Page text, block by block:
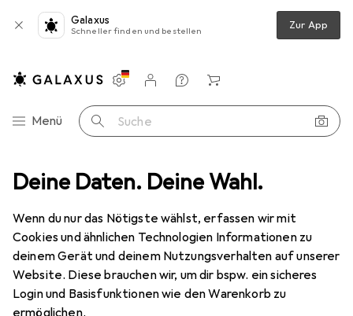
Deine Daten. Deine Wahl.
Wenn du nur das Nötigste wählst, erfassen wir mit
Cookies und ähnlichen Technologien Informationen zu
deinem Gerät und deinem Nutzungsverhalten auf unserer
Website. Diese brauchen wir, um dir bspw. ein sicheres
Login und Basisfunktionen wie den Warenkorb zu
ermöglichen.
Galaxus
Schneller finden und bestellen Zur App
Navigation nach Kategorien
Menü Suche
Einstellungen
Kundenkonto
Vergleichslisten
Merklisten
Warenkorb
Optik Linsenmittel Bausch + Lomb Boston Advance Cleaner
6 Bilder
Bausch + Lomb Boston Advance
EUR
14,54